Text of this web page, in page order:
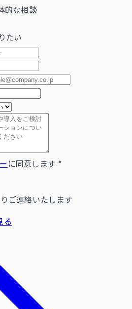
的な相談
たい
に同意します *
ご連絡いたします
る